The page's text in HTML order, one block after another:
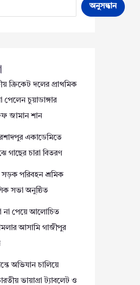
অনুসন্ধান
ক্রিকেট দলের প্রাথমিক
পেলেন চুয়াডাঙ্গার
জামান শান
একাডেমিতে
গাছের চারা বিতরণ
সড়ক পরিবহন শ্রমিক
সভা অনুষ্ঠিত
না পেয়ে আলোচিত
আসামি গাজীপুর
অভিযান চালিয়ে
ভায়াগ্রা ট্যাবলেট ও